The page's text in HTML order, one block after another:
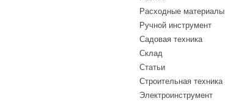
Расходные материалы
Ручной инструмент
Садовая техника
Склад
Статьи
Строительная техника
Электроинструмент